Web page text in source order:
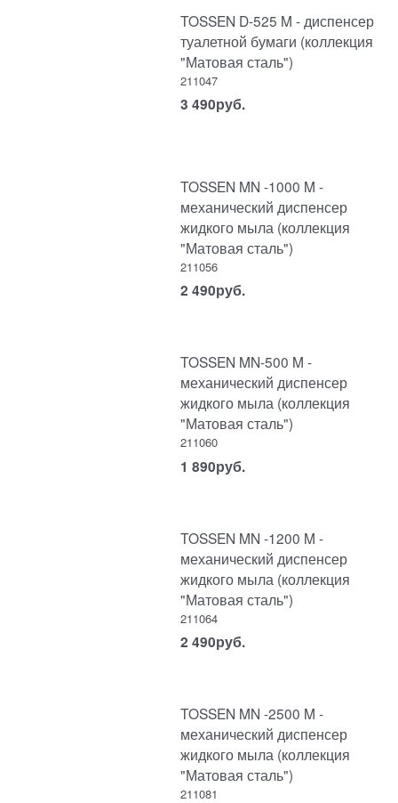
TOSSEN D-525 M - диспенсер
туалетной бумаги (коллекция
"Матовая сталь")
211047
3 490руб.
TOSSEN MN -1000 M -
механический диспенсер
жидкого мыла (коллекция
"Матовая сталь")
211056
2 490руб.
TOSSEN MN-500 M -
механический диспенсер
жидкого мыла (коллекция
"Матовая сталь")
211060
1 890руб.
TOSSEN MN -1200 M -
механический диспенсер
жидкого мыла (коллекция
"Матовая сталь")
211064
2 490руб.
TOSSEN MN -2500 M -
механический диспенсер
жидкого мыла (коллекция
"Матовая сталь")
211081